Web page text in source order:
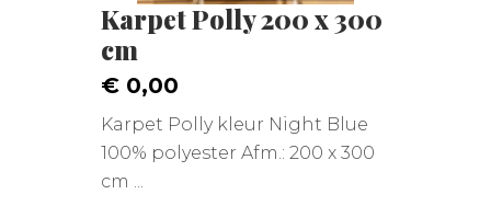
Karpet Polly 200 x 300
cm
€ 0,00
Karpet Polly kleur Night Blue
100% polyester Afm.: 200 x 300
cm ...